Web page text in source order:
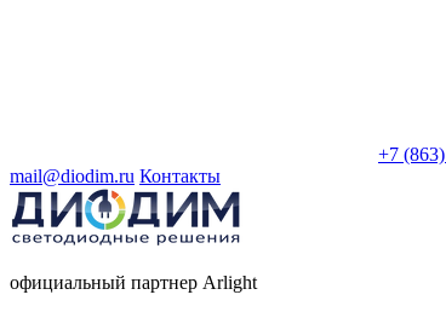
+7
mail@diodim.ru Контакты
официальный партнер Arlight